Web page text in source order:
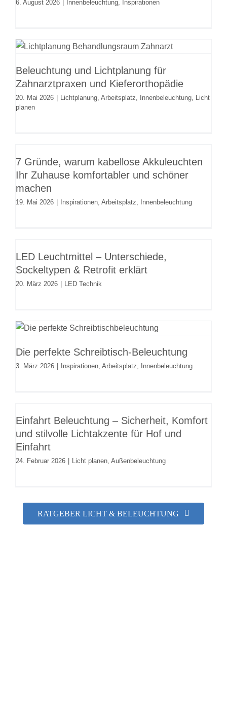
6. August 2026 Innenbeleuchtung, Inspirationen
Zahnarztpraxen und
Lichtplanung Arbeitsplatz Innenbeleuchtung
planen
Beleuchtung und Lichtplanung für
Zahnarztpraxen und Kieferorthopädie
20. Mai 2026 | Lichtplanung, Arbeitsplatz Innenbeleuchtung, Licht
planen
komfortabler und schöner machen
Inspirationen Arbeitsplatz Innenbeleuchtung
7 Gründe, warum kabellose Akkuleuchten
Ihr Zuhause komfortabler und schöner
machen
19. Mai 2026 | Inspirationen, Arbeitsplatz Innenbeleuchtung
Sockeltypen & Retrofit erklärt
LED Technik
LED Leuchtmittel – Unterschiede,
Sockeltypen & Retrofit erklärt
20. März 2026 | LED Technik
Die perfekte Schreibtisch-
Inspirationen Arbeitsplatz Innenbeleuchtung
Die perfekte Schreibtisch-Beleuchtung
3. März 2026 | Inspirationen, Arbeitsplatz Innenbeleuchtung
für Hof und Einfahrt
Licht planen Außenbeleuchtung
Einfahrt Beleuchtung – Sicherheit, Komfort
und stilvolle Lichtakzente für Hof und
Einfahrt
24. Februar 2026 | Licht planen, Außenbeleuchtung
RATGEBER LICHT & BELEUCHTUNG